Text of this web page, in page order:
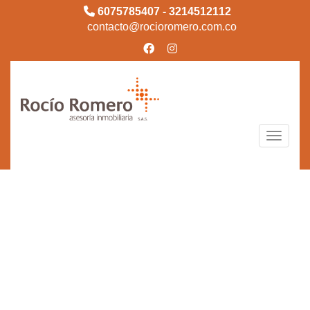
6075785407 - 3214512112
contacto@rocioromero.com.co
Toggle